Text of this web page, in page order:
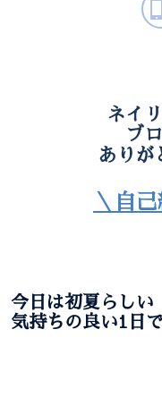
ネイ
ブ
ありが
＼自
今日は初夏らしい
気持ちの良い1日